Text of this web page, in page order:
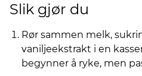
Slik gjør du
Rør sammen melk,
vaniljeekstrakt i en
begynner å ryke, men